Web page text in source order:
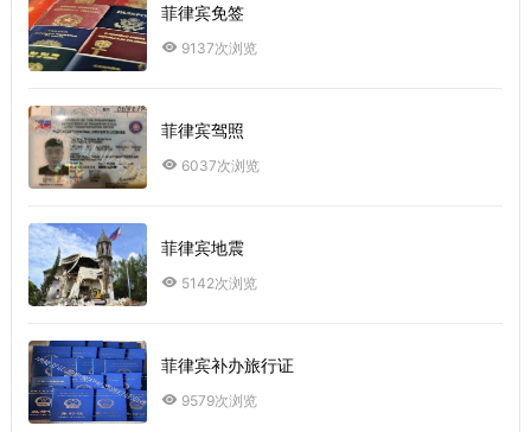
菲律宾免签
9137次浏览
菲律宾驾照
6037次浏览
菲律宾地震
5142次浏览
菲律宾补办旅行证
9579次浏览